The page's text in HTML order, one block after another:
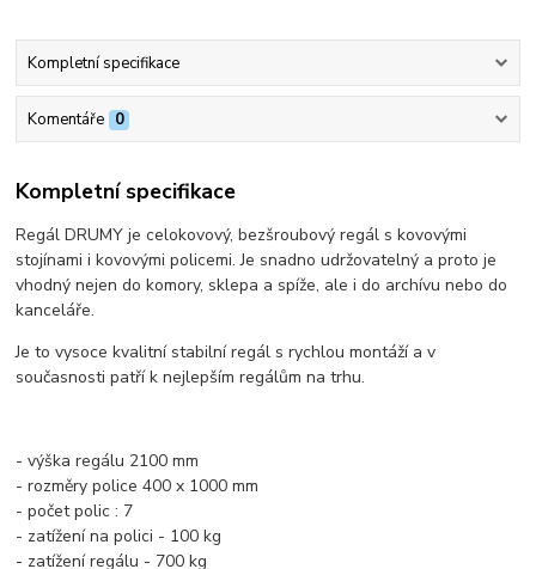
Kompletní specifikace
Komentáře 0
Kompletní specifikace
Regál DRUMY je celokovový, bezšroubový regál s kovovými
stojínami i kovovými policemi. Je snadno udržovatelný a proto je
vhodný nejen do komory, sklepa a spíže, ale i do archívu nebo do
kanceláře.
Je to vysoce kvalitní stabilní regál s rychlou montáží a v
současnosti patří k nejlepším regálům na trhu.
- výška regálu 2100 mm
- rozměry police 400 x 1000 mm
- počet polic : 7
- zatížení na polici - 100 kg
- zatížení regálu - 700 kg